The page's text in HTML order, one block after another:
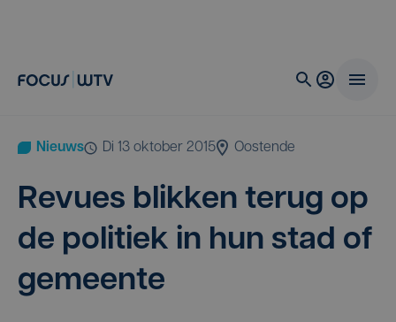
Nieuws di 13 oktober 2015 Oostende
Revues blik­ken terug op
de poli­tiek in hun stad of
gemeente